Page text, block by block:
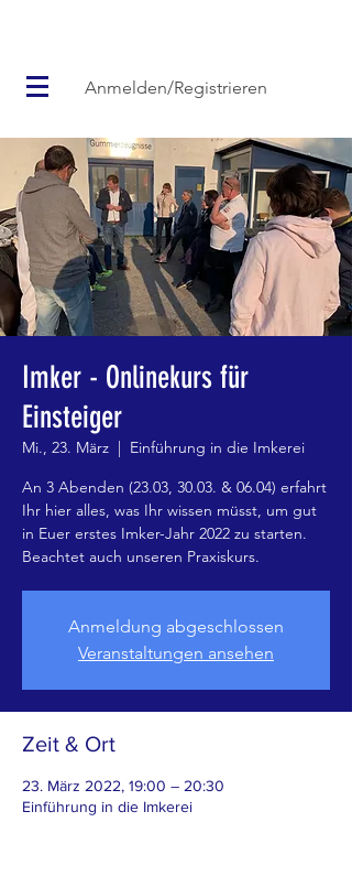
Anmelden/Registrieren
Imker - Onlinekurs für
Einsteiger
Mi., 23. März
  |
Einführung in die Imkerei
An 3 Abenden (23.03, 30.03. & 06.04) erfahrt
Ihr hier alles, was Ihr wissen müsst, um gut
in Euer erstes Imker-Jahr 2022 zu starten.
Beachtet auch unseren Praxiskurs.
Anmeldung abgeschlossen
Veranstaltungen ansehen
Zeit & Ort
23. März 2022, 19:00 – 20:30
Einführung in die Imkerei